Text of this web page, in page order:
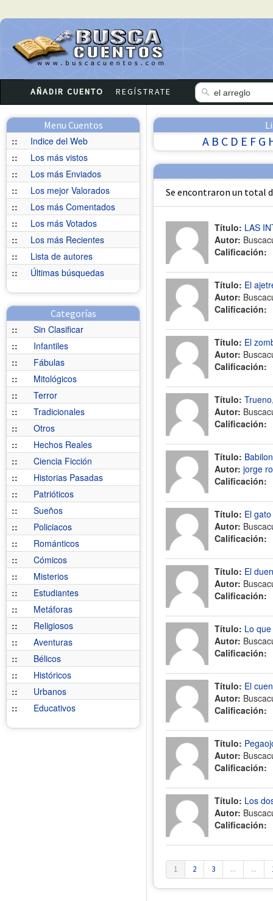
AÑADIR CUENTO REGÍSTRATE
Menu Cuentos
::
Indice del Web
::
Los más vistos
::
Los más Enviados
::
Los mejor Valorados
::
Los más Comentados
::
Los más Votados
::
Los más Recientes
::
Lista de autores
::
Últimas búsquedas
Categorías
::
Sin Clasificar
::
Infantiles
::
Fábulas
::
Mitológicos
::
Terror
::
Tradicionales
::
Otros
::
Hechos Reales
::
Ciencia Ficción
::
Historias Pasadas
::
Patrióticos
::
Sueños
::
Policiacos
::
Románticos
::
Cómicos
::
Misterios
::
Estudiantes
::
Metáforas
::
Religiosos
::
Aventuras
::
Bélicos
::
Históricos
::
Urbanos
::
Educativos
A B C D E F G
Se encontraron un total
Título: LAS
Autor:
Calificación:
Título: El
Autor:
Calificación:
Título: El
Autor:
Calificación:
Título:
Autor:
Calificación:
Título:
Autor: jorge
Calificación:
Título: El gato
Autor:
Calificación:
Título: El
Autor:
Calificación:
Título: Lo
Autor:
Calificación:
Título: El
Autor:
Calificación:
Título:
Autor:
Calificación:
Título: Los
Autor:
Calificación:
1 2 3 ... ...